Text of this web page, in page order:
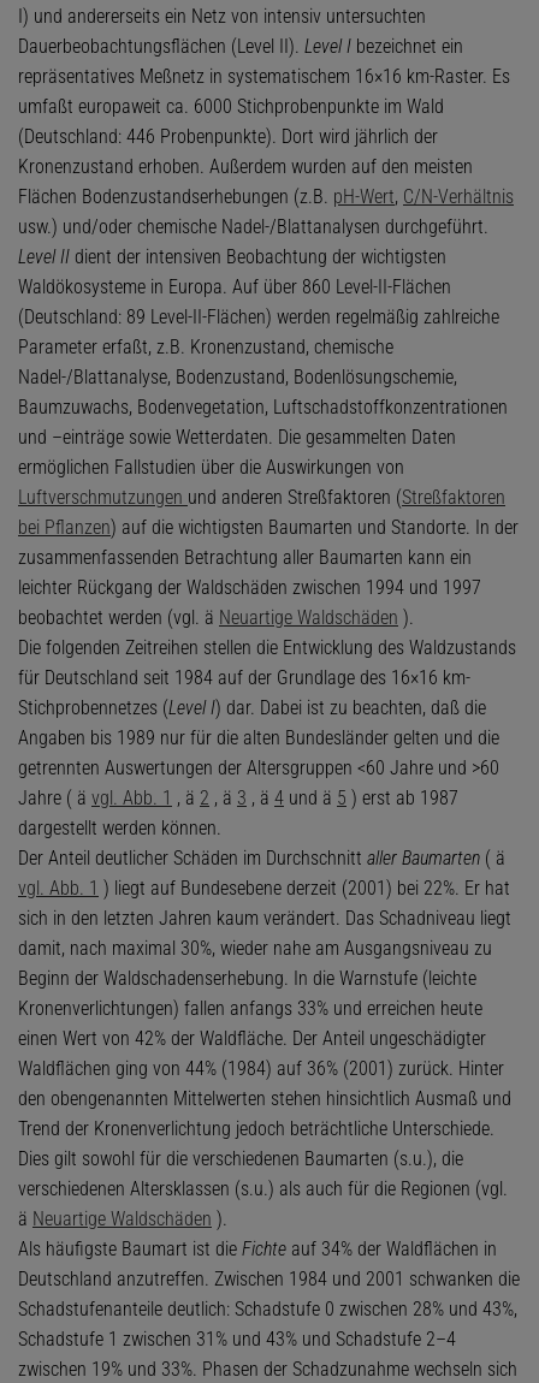
I) und andererseits ein Netz von intensiv untersuchten
Dauerbeobachtungsflächen (Level II). Level I bezeichnet ein
repräsentatives Meßnetz in systematischem 16×16 km-Raster. Es
umfaßt europaweit ca. 6000 Stichprobenpunkte im Wald
(Deutschland: 446 Probenpunkte). Dort wird jährlich der
Kronenzustand erhoben. Außerdem wurden auf den meisten
Flächen Bodenzustandserhebungen (z.B. pH-Wert, C/N-Verhältnis
usw.) und/oder chemische Nadel-/Blattanalysen durchgeführt.
Level II dient der intensiven Beobachtung der wichtigsten
Waldökosysteme in Europa. Auf über 860 Level-II-Flächen
(Deutschland: 89 Level-II-Flächen) werden regelmäßig zahlreiche
Parameter erfaßt, z.B. Kronenzustand, chemische
Nadel-/Blattanalyse, Bodenzustand, Bodenlösungschemie,
Baumzuwachs, Bodenvegetation, Luftschadstoffkonzentrationen
und –einträge sowie Wetterdaten. Die gesammelten Daten
ermöglichen Fallstudien über die Auswirkungen von
Luftverschmutzungen und anderen Streßfaktoren (Streßfaktoren
bei Pflanzen) auf die wichtigsten Baumarten und Standorte. In der
zusammenfassenden Betrachtung aller Baumarten kann ein
leichter Rückgang der Waldschäden zwischen 1994 und 1997
beobachtet werden (vgl. ä Neuartige Waldschäden ).
Die folgenden Zeitreihen stellen die Entwicklung des Waldzustands
für Deutschland seit 1984 auf der Grundlage des 16×16 km-
Stichprobennetzes (Level I) dar. Dabei ist zu beachten, daß die
Angaben bis 1989 nur für die alten Bundesländer gelten und die
getrennten Auswertungen der Altersgruppen <60 Jahre und >60
Jahre ( ä vgl. Abb. 1 , ä 2 , ä 3 , ä 4 und ä 5 ) erst ab 1987
dargestellt werden können.
Der Anteil deutlicher Schäden im Durchschnitt aller Baumarten ( ä
vgl. Abb. 1 ) liegt auf Bundesebene derzeit (2001) bei 22%. Er hat
sich in den letzten Jahren kaum verändert. Das Schadniveau liegt
damit, nach maximal 30%, wieder nahe am Ausgangsniveau zu
Beginn der Waldschadenserhebung. In die Warnstufe (leichte
Kronenverlichtungen) fallen anfangs 33% und erreichen heute
einen Wert von 42% der Waldfläche. Der Anteil ungeschädigter
Waldflächen ging von 44% (1984) auf 36% (2001) zurück. Hinter
den obengenannten Mittelwerten stehen hinsichtlich Ausmaß und
Trend der Kronenverlichtung jedoch beträchtliche Unterschiede.
Dies gilt sowohl für die verschiedenen Baumarten (s.u.), die
verschiedenen Altersklassen (s.u.) als auch für die Regionen (vgl.
ä Neuartige Waldschäden ).
Als häufigste Baumart ist die Fichte auf 34% der Waldflächen in
Deutschland anzutreffen. Zwischen 1984 und 2001 schwanken die
Schadstufenanteile deutlich: Schadstufe 0 zwischen 28% und 43%,
Schadstufe 1 zwischen 31% und 43% und Schadstufe 2–4
zwischen 19% und 33%. Phasen der Schadzunahme wechseln sich